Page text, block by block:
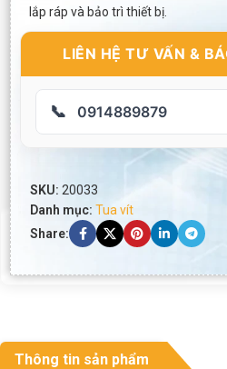
lắp ráp và bảo trì thiết bị.
LIÊN HỆ TƯ VẤN &
📞 0914889879
SKU: 20033
Danh mục: Tua vít
Share:
Thông tin sản phẩm